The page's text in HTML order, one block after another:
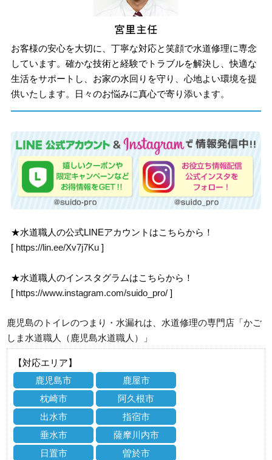
お客様の安心を大切に、丁寧な対応と笑顔で水道修理に専念
しています。確かな技術と経験でトラブルを解決し、快適な
生活をサポートし、お家の水回りを守り、心地よい環境を提
供いたします。日々のお悩みに真心で寄り添います。
★水道職人の公式LINEアカウントはこちらから！
[ https://lin.ee/Xv7j7Ku ]
★水道職人のインスタグラムはこちらから！
[ https://www.instagram.com/suido_pro/ ]
鹿児島のトイレのつまり・水漏れは、水道修理の専門店「かご
しま水道職人（鹿児島水道職人）」
【対応エリア】
鹿児島市
鹿屋市
枕崎市
阿久根市
出水市
指宿市
垂水市
薩摩川内市
日置市
曽於市